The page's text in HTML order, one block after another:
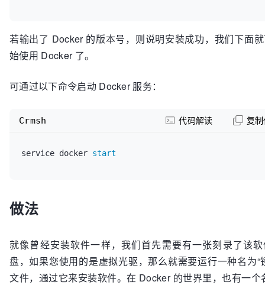
若输出了 Docker 的版本号，则说明安装成功，我们下面
始使用 Docker 了。
可通过以下命令启动 Docker 服务：
service docker start
Crmsh 代码解读 复
做法
就像曾经安装软件一样，我们首先需要有一张刻录了该
盘，如果您使用的是虚拟光驱，那么就需要运行一种名为“
文件，通过它来安装软件。在 Docker 的世界里，也有一个